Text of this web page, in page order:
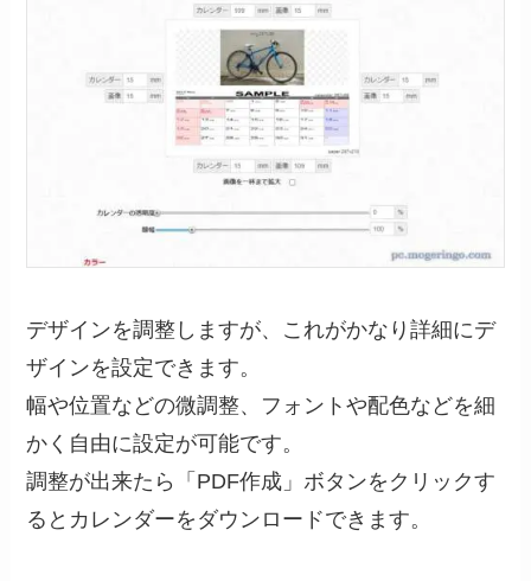
デザインを調整しますが、これがかなり詳細にデ
ザインを設定できます。
幅や位置などの微調整、フォントや配色などを細
かく自由に設定が可能です。
調整が出来たら「PDF作成」ボタンをクリックす
るとカレンダーをダウンロードできます。